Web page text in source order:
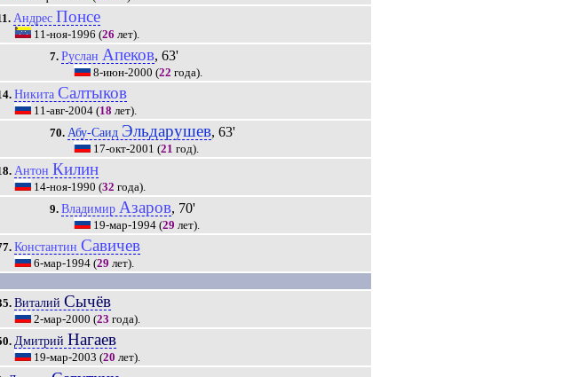
Андрес Понсе
11-ноя-1996 (26 лет).
7.Руслан Апеков, 63'
8-июн-2000 (22 года).
НикитаСалтыков
11-авг-2004 (18 лет).
70.Абу-Саид Эльдарушев, 63'
17-окт-2001 (21 год).
Антон Килин
14-ноя-1990 (32 года).
9.Владимир Азаров, 70'
19-мар-1994(29 лет).
КонстантинСавичев
6-мар-1994 (29 лет).
ВиталийСычёв
2-мар-2000 (23 года).
Дмитрий Нагаев
19-мар-2003 (20 лет).